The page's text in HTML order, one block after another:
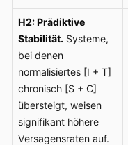
H2: Prädiktive
Stabilität.Systeme,
bei denen
normalisiertes [I + T]
chronisch [S + C]
übersteigt, weisen
signifikant höhere
Versagensraten auf.